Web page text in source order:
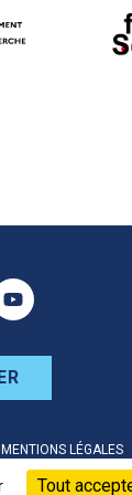
Youtube
MENTIONS LÉGALES
Tout